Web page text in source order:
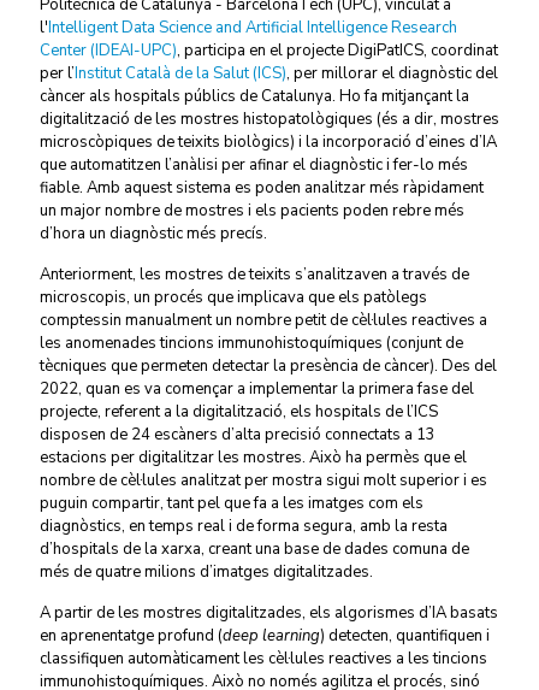
Politècnica de Catalunya - BarcelonaTech (UPC), vinculat a
l'Intelligent Data Science and Artificial Intelligence Research
Center (IDEAI-UPC), participa en el projecte DigiPatICS, coordinat
per l’Institut Català de la Salut (ICS), per millorar el diagnòstic del
càncer als hospitals públics de Catalunya. Ho fa mitjançant la
digitalització de les mostres histopatològiques (és a dir, mostres
microscòpiques de teixits biològics) i la incorporació d’eines d’IA
que automatitzen l’anàlisi per afinar el diagnòstic i fer-lo més
fiable. Amb aquest sistema es poden analitzar més ràpidament
un major nombre de mostres i els pacients poden rebre més
d’hora un diagnòstic més precís.
Anteriorment, les mostres de teixits s’analitzaven a través de
microscopis, un procés que implicava que els patòlegs
comptessin manualment un nombre petit de cèl·lules reactives a
les anomenades tincions immunohistoquímiques (conjunt de
tècniques que permeten detectar la presència de càncer). Des del
2022, quan es va començar a implementar la primera fase del
projecte, referent a la digitalització, els hospitals de l’ICS
disposen de 24 escàners d’alta precisió connectats a 13
estacions per digitalitzar les mostres. Això ha permès que el
nombre de cèl·lules analitzat per mostra sigui molt superior i es
puguin compartir, tant pel que fa a les imatges com els
diagnòstics, en temps real i de forma segura, amb la resta
d’hospitals de la xarxa, creant una base de dades comuna de
més de quatre milions d’imatges digitalitzades.
A partir de les mostres digitalitzades, els algorismes d’IA basats
en aprenentatge profund (deep learning) detecten, quantifiquen i
classifiquen automàticament les cèl·lules reactives a les tincions
immunohistoquímiques. Això no només agilitza el procés, sinó